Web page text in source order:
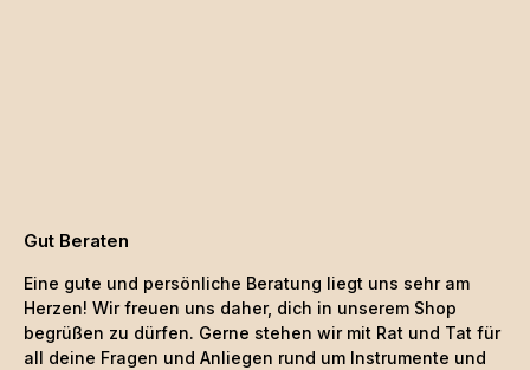
Gut Beraten
Eine gute und persönliche Beratung liegt uns sehr am
Herzen! Wir freuen uns daher, dich in unserem Shop
begrüßen zu dürfen. Gerne stehen wir mit Rat und Tat für
all deine Fragen und Anliegen rund um Instrumente und